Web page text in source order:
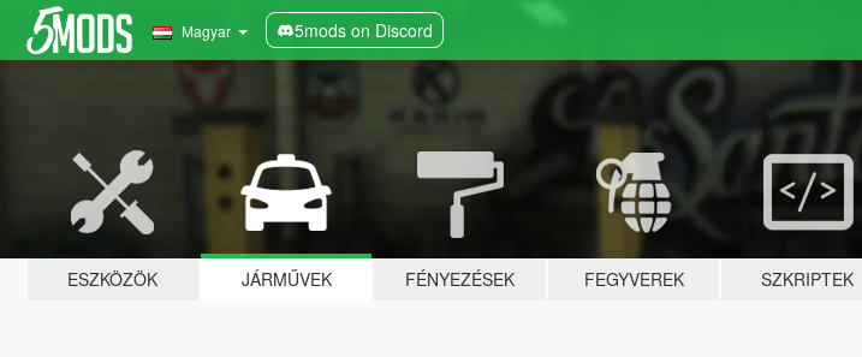
Magyar 5mods on Discord
ESZKÖZÖK JÁRMŰVEK FÉNYEZÉSEK FEGYVEREK SZKRIPTEK